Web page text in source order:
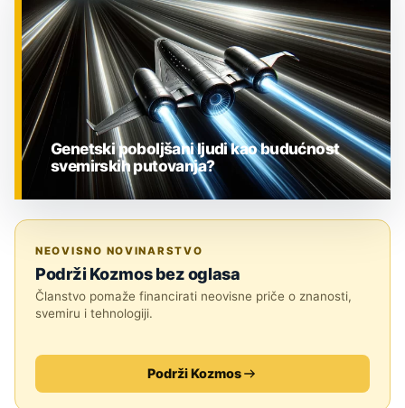
Genetski poboljšani ljudi kao budućnost
svemirskih putovanja?
NEOVISNO NOVINARSTVO
Podrži Kozmos bez oglasa
Članstvo pomaže financirati neovisne priče o znanosti,
svemiru i tehnologiji.
Podrži Kozmos